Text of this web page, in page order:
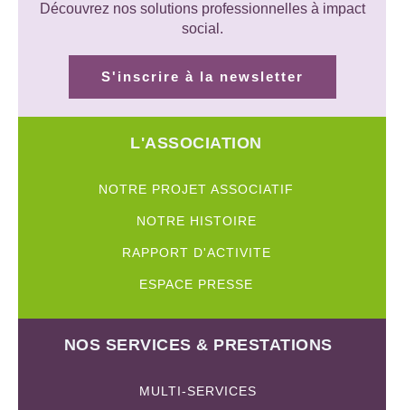
Découvrez nos solutions professionnelles à impact
social.
S'inscrire à la newsletter
L'ASSOCIATION
NOTRE PROJET ASSOCIATIF
NOTRE HISTOIRE
RAPPORT D'ACTIVITE
ESPACE PRESSE
NOS SERVICES & PRESTATIONS
MULTI-SERVICES